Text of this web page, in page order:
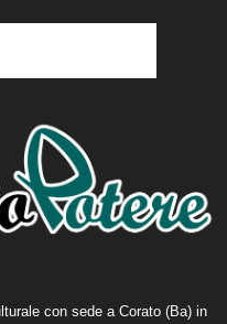
con sede a Corato (Ba) in